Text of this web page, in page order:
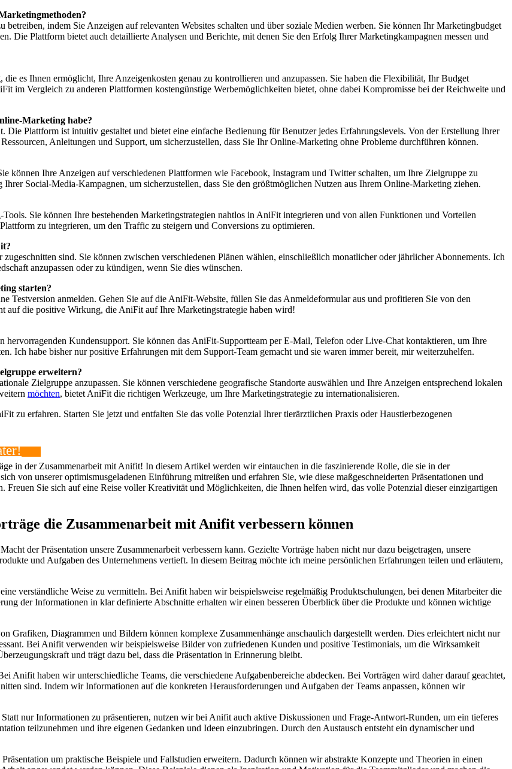
indem Sie Anzeigen auf relevanten Websites schalten und über soziale Medien werben. Sie können Ihr Marketingbudget
Die Plattform bietet auch detaillierte Analysen und Berichte, mit denen Sie den Erfolg Ihrer Marketingkampagnen messen und
es Ihnen ermöglicht, Ihre Anzeigenkosten genau zu kontrollieren und anzupassen. Sie haben die Flexibilität, Ihr Budget
im Vergleich zu anderen Plattformen kostengünstige Werbemöglichkeiten bietet, ohne dabei Kompromisse bei der Reichweite und
Marketing habe?
Plattform ist intuitiv gestaltet und bietet eine einfache Bedienung für Benutzer jedes Erfahrungslevels. Von der Erstellung Ihrer
Anleitungen und Support, um sicherzustellen, dass Sie Ihr Online-Marketing ohne Probleme durchführen können.
können Ihre Anzeigen auf verschiedenen Plattformen wie Facebook, Instagram und Twitter schalten, um Ihre Zielgruppe zu
Social-Media-Kampagnen, um sicherzustellen, dass Sie den größtmöglichen Nutzen aus Ihrem Online-Marketing ziehen.
Sie können Ihre bestehenden Marketingstrategien nahtlos in AniFit integrieren und von allen Funktionen und Vorteilen
zu integrieren, um den Traffic zu steigern und Conversions zu optimieren.
sind. Sie können zwischen verschiedenen Plänen wählen, einschließlich monatlicher oder jährlicher Abonnements. Ich
anzupassen oder zu kündigen, wenn Sie dies wünschen.
starten?
Testversion anmelden. Gehen Sie auf die AniFit-Website, füllen Sie das Anmeldeformular aus und profitieren Sie von den
auf die positive Wirkung, die AniFit auf Ihre Marketingstrategie haben wird!
Kundensupport. Sie können das AniFit-Supportteam per E-Mail, Telefon oder Live-Chat kontaktieren, um Ihre
Ich habe bisher nur positive Erfahrungen mit dem Support-Team gemacht und sie waren immer bereit, mir weiterzuhelfen.
erweitern?
Zielgruppe anzupassen. Sie können verschiedene geografische Standorte auswählen und Ihre Anzeigen entsprechend lokalen
möchten, bietet AniFit die richtigen Werkzeuge, um Ihre Marketingstrategie zu internationalisieren.
zu erfahren. Starten Sie jetzt und entfalten Sie das volle Potenzial Ihrer tierärztlichen Praxis oder Haustierbezogenen
in der Zusammenarbeit mit Anifit! In diesem Artikel werden wir eintauchen in die faszinierende Rolle, die sie in der
von unserer optimismusgeladenen Einführung mitreißen und erfahren Sie, wie diese maßgeschneiderten Präsentationen und
Sie sich auf eine Reise voller Kreativität und Möglichkeiten, die Ihnen helfen wird, das volle Potenzial dieser einzigartigen
die Zusammenarbeit mit Anifit verbessern können
der Präsentation unsere Zusammenarbeit verbessern kann. Gezielte Vorträge haben nicht nur dazu beigetragen, unsere
und Aufgaben des Unternehmens vertieft. In diesem Beitrag möchte ich meine persönlichen Erfahrungen teilen und erläutern,
verständliche Weise zu vermitteln. Bei Anifit haben wir beispielsweise regelmäßig Produktschulungen, bei denen Mitarbeiter die
der Informationen in klar definierte Abschnitte erhalten wir einen besseren Überblick über die Produkte und können wichtige
Grafiken, Diagrammen und Bildern können komplexe Zusammenhänge anschaulich dargestellt werden. Dies erleichtert nicht nur
Bei Anifit verwenden wir beispielsweise Bilder von zufriedenen Kunden und positive Testimonials, um die Wirksamkeit
und trägt dazu bei, dass die Präsentation in Erinnerung bleibt.
Anifit haben wir unterschiedliche Teams, die verschiedene Aufgabenbereiche abdecken. Bei Vorträgen wird daher darauf geachtet,
sind. Indem wir Informationen auf die konkreten Herausforderungen und Aufgaben der Teams anpassen, können wir
nur Informationen zu präsentieren, nutzen wir bei Anifit auch aktive Diskussionen und Frage-Antwort-Runden, um ein tieferes
teilzunehmen und ihre eigenen Gedanken und Ideen einzubringen. Durch den Austausch entsteht ein dynamischer und
um praktische Beispiele und Fallstudien erweitern. Dadurch können wir abstrakte Konzepte und Theorien in einen